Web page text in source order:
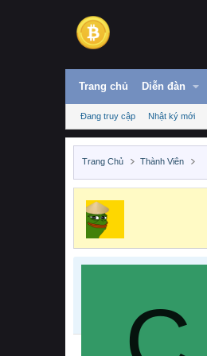
Trang chủ Diễn đàn
Đang truy cập Nhật ký mới
Trang Chủ Thành Viên